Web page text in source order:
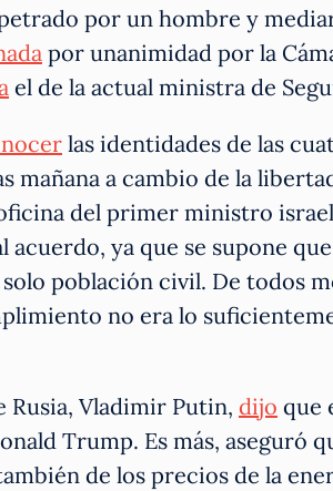
por un hombre y
por unanimidad por la
el de la actual ministra de
las identidades de las
mañana a cambio de la
del primer ministro
acuerdo, ya que se supone
población civil. De todos
no era lo
Rusia, Vladimir Putin, dijo que
Trump. Es más, aseguró
de los precios de la